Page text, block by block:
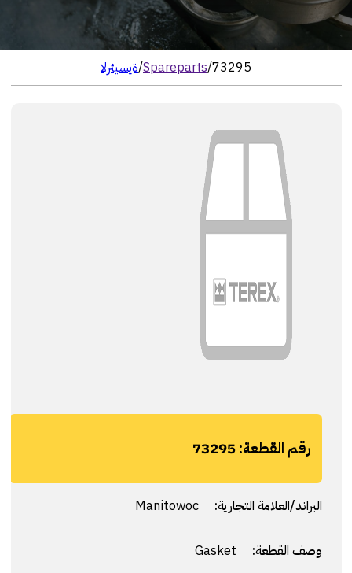
الرئيسية/Spareparts/73295
رقم القطعة:73295
البراند/العلامة التجارية: Manitowoc
وصف القطعة: